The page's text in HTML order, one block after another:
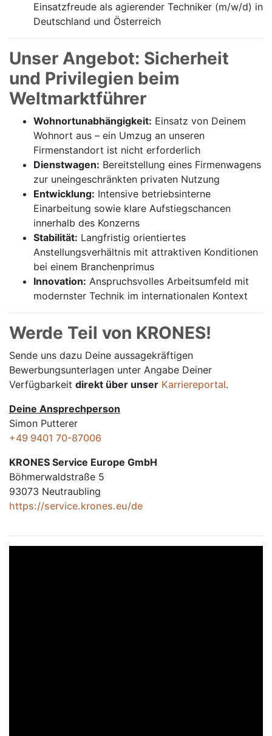
Einsatzfreude als agierender Techniker (m/w/d) in
Deutschland und Österreich
Unser Angebot: Sicherheit
und Privilegien beim
Weltmarktführer
Wohnortunabhängigkeit: Einsatz von Deinem
Wohnort aus – ein Umzug an unseren
Firmenstandort ist nicht erforderlich
Dienstwagen: Bereitstellung eines Firmenwagens
zur uneingeschränkten privaten Nutzung
Entwicklung: Intensive betriebsinterne
Einarbeitung sowie klare Aufstiegschancen
innerhalb des Konzerns
Stabilität: Langfristig orientiertes
Anstellungsverhältnis mit attraktiven Konditionen
bei einem Branchenprimus
Innovation: Anspruchsvolles Arbeitsumfeld mit
modernster Technik im internationalen Kontext
Werde Teil von KRONES!
Sende uns dazu Deine aussage­kräftigen
Bewerbungsunterlagen unter Angabe Deiner
Verfügbarkeit direkt über unser Karriereportal.
Deine Ansprechperson
Simon Putterer
+49 9401 70-87006
KRONES Service Europe GmbH
Böhmerwaldstraße 5
93073 Neutraubling
https://service.krones.eu/de